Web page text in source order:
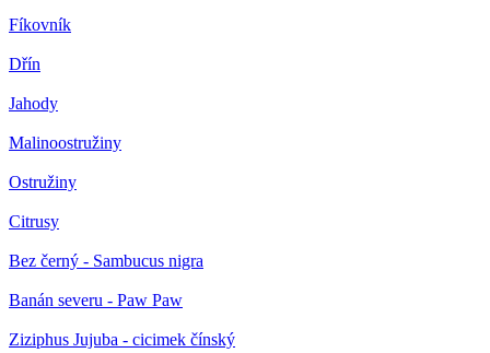
Fíkovník
Dřín
Jahody
Malinoostružiny
Ostružiny
Citrusy
Bez černý - Sambucus nigra
Banán severu - Paw Paw
Ziziphus Jujuba - cicimek čínský